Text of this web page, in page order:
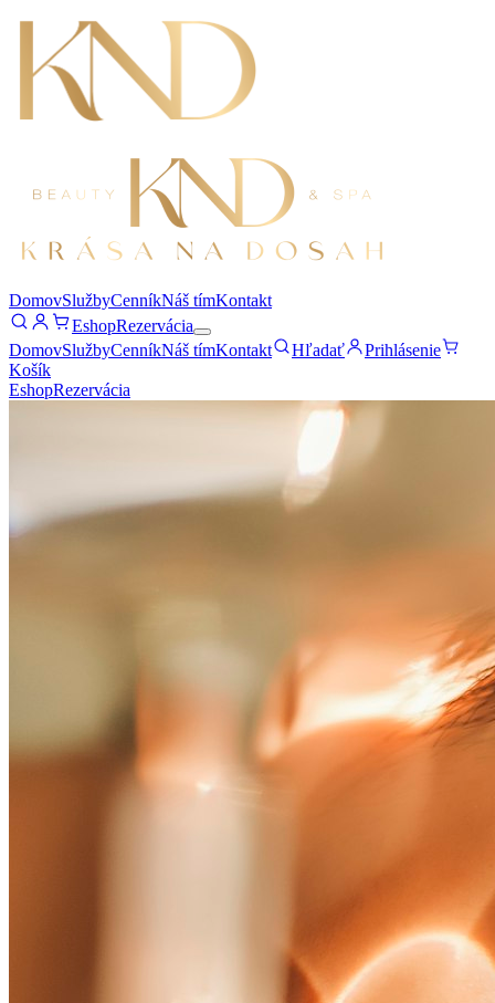
DomovSlužbyCenníkNáš tímKontakt
EshopRezervácia
DomovSlužbyCenníkNáš tímKontakt Hľadať
Prihlásenie
Košík
EshopRezervácia